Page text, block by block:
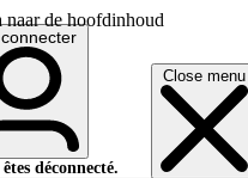
naar de hoofdinhoud
Close menu
déconnecté.